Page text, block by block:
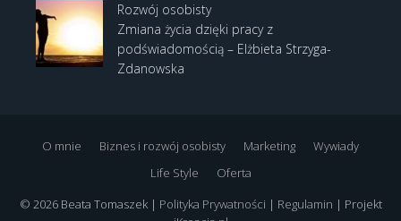
Rozwój osobisty
Zmiana życia dzięki pracy z
podświadomością – Elżbieta Strzyga-
Zdanowska
O mnie Biznes i rozwój osobisty Marketing
Wywiady
Life Style
Oferta
© 2026 Beata Tomaszek | Polityka Prywatności | Regulamin | Projekt